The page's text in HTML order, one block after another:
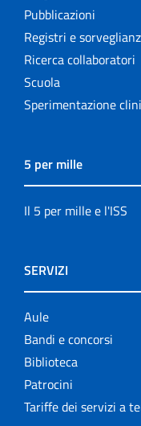
Pubblicazioni
Registri e
Ricerca collaboratori
Scuola
Sperimentazione
5 per mille
Il 5 per mille e l'ISS
SERVIZI
Aule
Bandi e concorsi
Biblioteca
Patrocini
Tariffe dei servizi a